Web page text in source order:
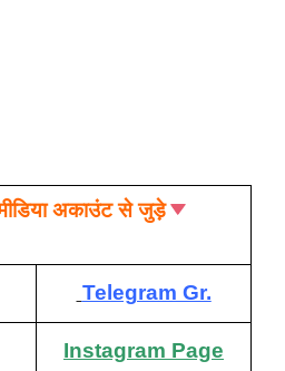
अकाउंट से जुड़े
Telegram Gr.
Instagram Page